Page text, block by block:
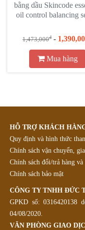
bằng dầu Skincode
oil control balancing
1,473,000đ-
Mua hàng
HỖ TRỢ KHÁCH
Quy định và hình thức
Chính sách vận chuyển,
Chính sách đổi/trả hàng và
Chính sách bảo mật
CÔNG TY TNHH ĐỨC
GPKD số: 0316420138
04/08/2020.
VĂN PHÒNG GIAO